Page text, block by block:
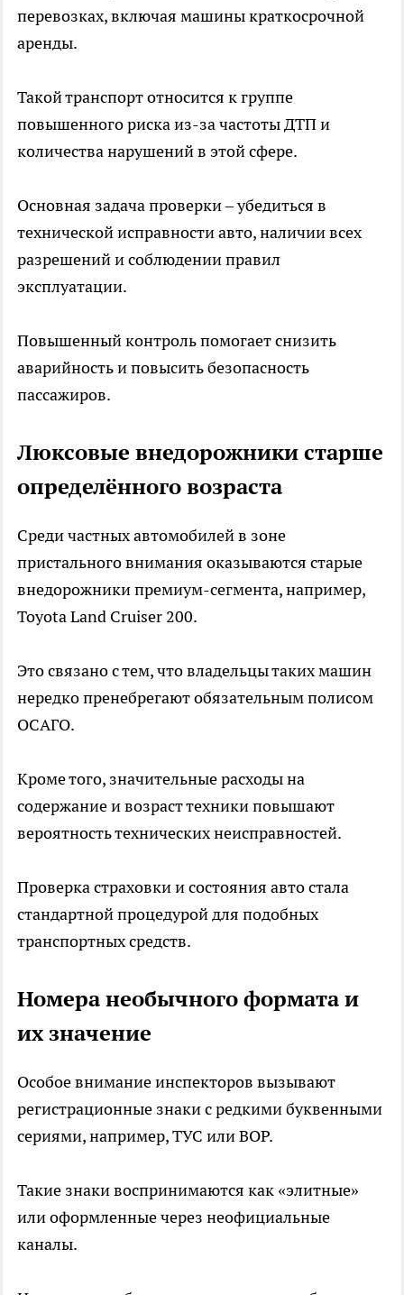
перевозках, включая машины краткосрочной
аренды.
Такой транспорт относится к группе
повышенного риска из-за частоты ДТП и
количества нарушений в этой сфере.
Основная задача проверки – убедиться в
технической исправности авто, наличии всех
разрешений и соблюдении правил
эксплуатации.
Повышенный контроль помогает снизить
аварийность и повысить безопасность
пассажиров.
Люксовые внедорожники старше
определённого возраста
Среди частных автомобилей в зоне
пристального внимания оказываются старые
внедорожники премиум-сегмента, например,
Toyota Land Cruiser 200.
Это связано с тем, что владельцы таких машин
нередко пренебрегают обязательным полисом
ОСАГО.
Кроме того, значительные расходы на
содержание и возраст техники повышают
вероятность технических неисправностей.
Проверка страховки и состояния авто стала
стандартной процедурой для подобных
транспортных средств.
Номера необычного формата и
их значение
Особое внимание инспекторов вызывают
регистрационные знаки с редкими буквенными
сериями, например, ТУС или ВОР.
Такие знаки воспринимаются как «элитные»
или оформленные через неофициальные
каналы.